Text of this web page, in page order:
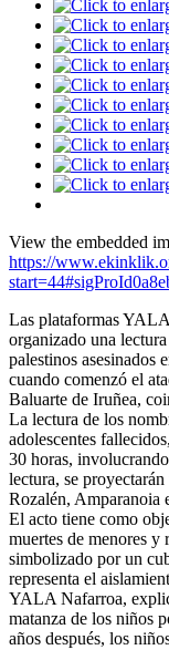
View the embedded
https://
Las plataformas
organizado una
palestinos asesinados
cuando comenzó el
Baluarte de Iruñea,
La lectura de los
adolescentes
30 horas,
lectura, se
Rozalén, Amparanoia
El acto tiene como
muertes de menores
simbolizado por un
representa el
YALA Nafarroa,
matanza de los niños
años después, los